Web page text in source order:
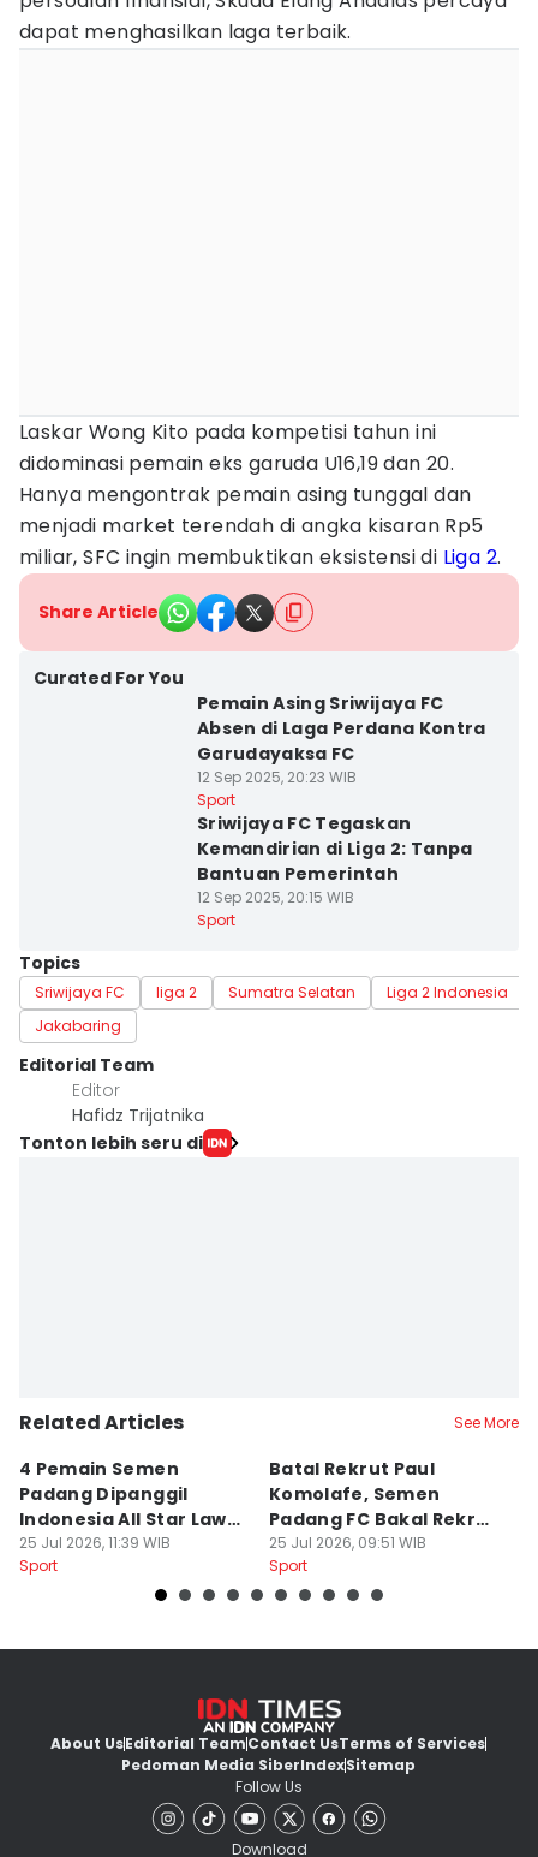
dapat menghasilkan laga terbaik.
Laskar Wong Kito pada kompetisi tahun ini
didominasi pemain eks garuda U16,19 dan 20.
Hanya mengontrak pemain asing tunggal dan
menjadi market terendah di angka kisaran Rp5
miliar, SFC ingin membuktikan eksistensi di Liga 2.
Share Article
Curated For You
Pemain Asing Sriwijaya FC
Absen di Laga Perdana Kontra
Garudayaksa FC
12 Sep 2025, 20:23 WIB
Sport
Sriwijaya FC Tegaskan
Kemandirian di Liga 2: Tanpa
Bantuan Pemerintah
12 Sep 2025, 20:15 WIB
Sport
Topics
Sriwijaya FC liga 2 Sumatra Selatan
Liga 2 Indonesia
Jakabaring
Editorial Team
Editor
Hafidz Trijatnika
Tonton lebih seru di
Related Articles See More
4 Pemain Semen
Padang Dipanggil
Indonesia All Star Lawan
Aston Villa
25 Jul 2026, 11:39 WIB
Sport
Batal Rekrut Paul
Komolafe, Semen
Padang FC Bakal Rekrut
Striker Baru
25 Jul 2026, 09:51 WIB
Sport
About UsEditorial TeamContact UsTerms of Services
Pedoman Media SiberIndexSitemap
Follow Us
Download